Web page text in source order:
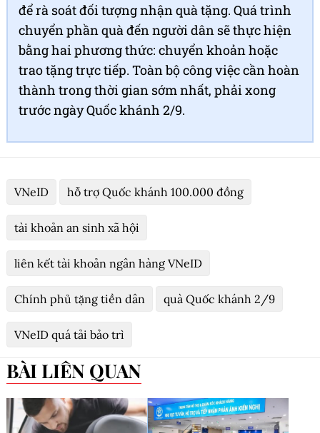
để rà soát đối tượng nhận quà tặng. Quá trình
chuyển phần quà đến người dân sẽ thực hiện
bằng hai phương thức: chuyển khoản hoặc
trao tặng trực tiếp. Toàn bộ công việc cần hoàn
thành trong thời gian sớm nhất, phải xong
trước ngày Quốc khánh 2/9.
VNeID hỗ trợ Quốc khánh 100.000 đồng
tài khoản an sinh xã hội
liên kết tài khoản ngân hàng VNeID
Chính phủ tặng tiền dân quà Quốc khánh 2/9
VNeID quá tải bảo trì
BÀI LIÊN QUAN